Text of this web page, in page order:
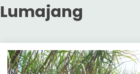
Lumajang